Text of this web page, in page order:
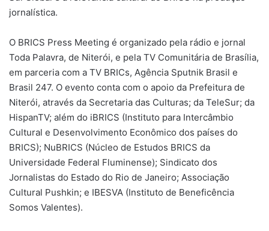
jornalística.
O BRICS Press Meeting é organizado pela rádio e jornal
Toda Palavra, de Niterói, e pela TV Comunitária de Brasília,
em parceria com a TV BRICs, Agência Sputnik Brasil e
Brasil 247. O evento conta com o apoio da Prefeitura de
Niterói, através da Secretaria das Culturas; da TeleSur; da
HispanTV; além do iBRICS (Instituto para Intercâmbio
Cultural e Desenvolvimento Econômico dos países do
BRICS); NuBRICS (Núcleo de Estudos BRICS da
Universidade Federal Fluminense); Sindicato dos
Jornalistas do Estado do Rio de Janeiro; Associação
Cultural Pushkin; e IBESVA (Instituto de Beneficência
Somos Valentes).